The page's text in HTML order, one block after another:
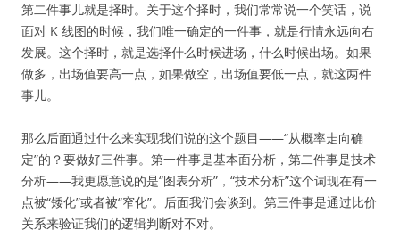
第二件事儿就是择时。关于这个择时，我们常常说一个笑话，说
面对 K 线图的时候，我们唯一确定的一件事，就是行情永远向右
发展。这个择时，就是选择什么时候进场，什么时候出场。如果
做多，出场值要高一点，如果做空，出场值要低一点，就这两件
事儿。
那么后面通过什么来实现我们说的这个题目——“从概率走向确
定”的？要做好三件事。第一件事是基本面分析，第二件事是技术
分析——我更愿意说的是“图表分析”，“技术分析”这个词现在有一
点被“矮化”或者被“窄化”。后面我们会谈到。第三件事是通过比价
关系来验证我们的逻辑判断对不对。